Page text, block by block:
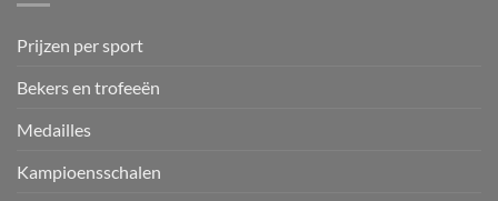
Prijzen per sport
Bekers en trofeeën
Medailles
Kampioensschalen